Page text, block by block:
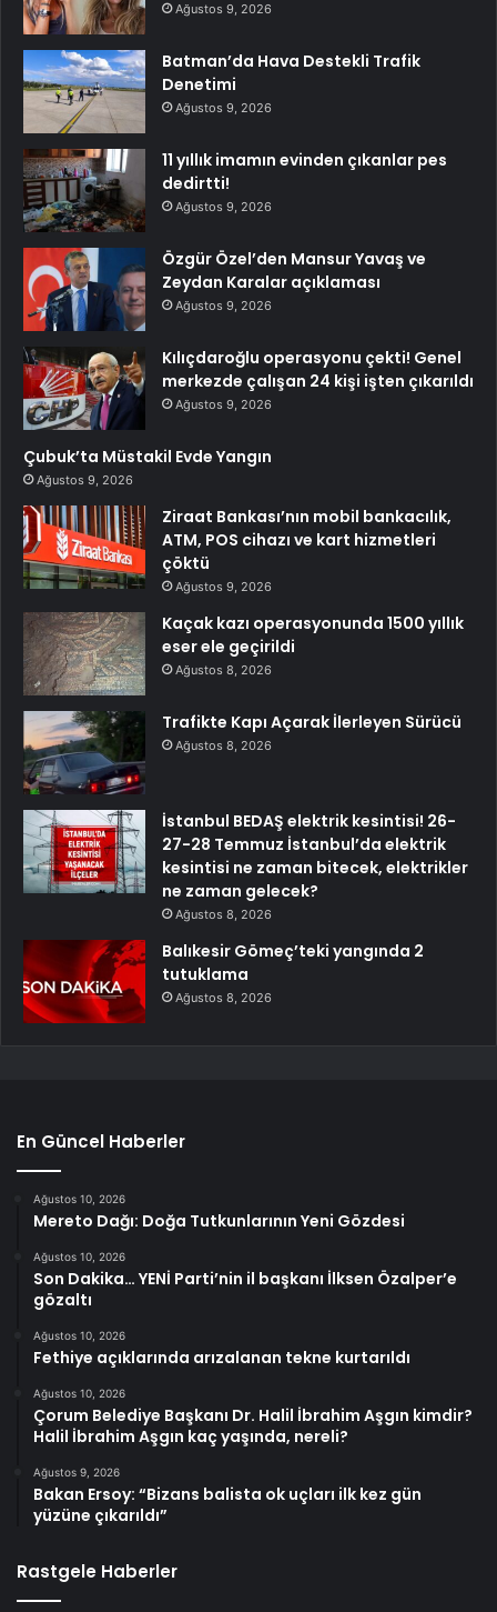
Ağustos 9, 2026
Batman’da Hava Destekli Trafik
Denetimi
Ağustos 9, 2026
11 yıllık imamın evinden çıkanlar pes
dedirtti!
Ağustos 9, 2026
Özgür Özel’den Mansur Yavaş ve
Zeydan Karalar açıklaması
Ağustos 9, 2026
Kılıçdaroğlu operasyonu çekti! Genel
merkezde çalışan 24 kişi işten çıkarıldı
Ağustos 9, 2026
Çubuk’ta Müstakil Evde Yangın
Ağustos 9, 2026
Ziraat Bankası’nın mobil bankacılık,
ATM, POS cihazı ve kart hizmetleri
çöktü
Ağustos 9, 2026
Kaçak kazı operasyonunda 1500 yıllık
eser ele geçirildi
Ağustos 8, 2026
Trafikte Kapı Açarak İlerleyen Sürücü
Ağustos 8, 2026
İstanbul BEDAŞ elektrik kesintisi! 26-
27-28 Temmuz İstanbul’da elektrik
kesintisi ne zaman bitecek, elektrikler
ne zaman gelecek?
Ağustos 8, 2026
Balıkesir Gömeç’teki yangında 2
tutuklama
Ağustos 8, 2026
En Güncel Haberler
Ağustos 10, 2026
Mereto Dağı: Doğa Tutkunlarının Yeni Gözdesi
Ağustos 10, 2026
Son Dakika… YENİ Parti’nin il başkanı İlksen Özalper’e
gözaltı
Ağustos 10, 2026
Fethiye açıklarında arızalanan tekne kurtarıldı
Ağustos 10, 2026
Çorum Belediye Başkanı Dr. Halil İbrahim Aşgın kimdir?
Halil İbrahim Aşgın kaç yaşında, nereli?
Ağustos 9, 2026
Bakan Ersoy: “Bizans balista ok uçları ilk kez gün
yüzüne çıkarıldı”
Rastgele Haberler